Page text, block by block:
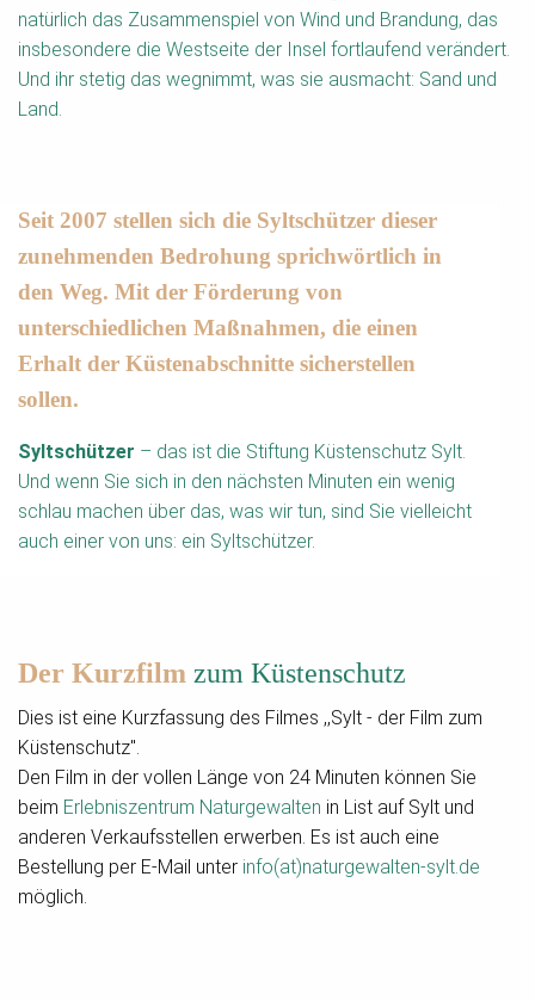
natürlich das Zusammenspiel von Wind und Brandung, das
insbesondere die Westseite der Insel fortlaufend verändert.
Und ihr stetig das wegnimmt, was sie ausmacht: Sand und
Land.
Seit 2007 stellen sich die Syltschützer dieser
zunehmenden Bedrohung sprichwörtlich in
den Weg. Mit der Förderung von
unterschiedlichen Maßnahmen, die einen
Erhalt der Küstenabschnitte sicherstellen
sollen.
Syltschützer – das ist die Stiftung Küstenschutz Sylt.
Und wenn Sie sich in den nächsten Minuten ein wenig
schlau machen über das, was wir tun, sind Sie vielleicht
auch einer von uns: ein Syltschützer.
Der Kurzfilm zum Küstenschutz
Dies ist eine Kurzfassung des Filmes ,,Sylt - der Film zum
Küstenschutz".
Den Film in der vollen Länge von 24 Minuten können Sie
beim Erlebniszentrum Naturgewalten in List auf Sylt und
anderen Verkaufsstellen erwerben. Es ist auch eine
Bestellung per E-Mail unter info(at)naturgewalten-sylt.de
möglich.